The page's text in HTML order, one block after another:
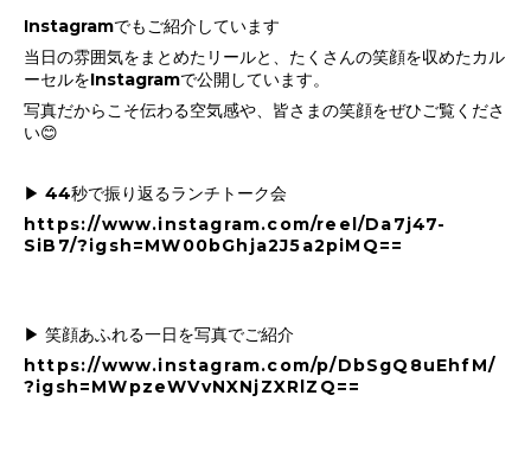
Instagramでもご紹介しています
当日の雰囲気をまとめたリールと、たくさんの笑顔を収めたカル
ーセルをInstagramで公開しています。
写真だからこそ伝わる空気感や、皆さまの笑顔をぜひご覧くださ
い😊
▶ 44秒で振り返るランチトーク会
https://www.instagram.com/reel/Da7j47-
SiB7/?igsh=MW00bGhja2J5a2piMQ==
▶ 笑顔あふれる一日を写真でご紹介
https://www.instagram.com/p/DbSgQ8uEhfM/
?igsh=MWpzeWVvNXNjZXRlZQ==